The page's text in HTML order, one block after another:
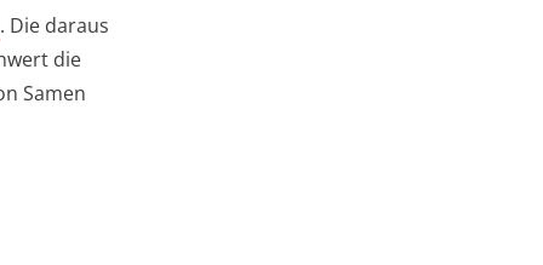
. Die daraus
die
Samen